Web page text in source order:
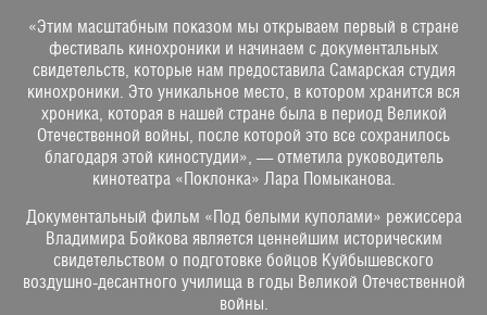
«Этим масштабным показом мы открываем первый в стране
фестиваль кинохроники и начинаем с документальных
свидетельств, которые нам предоставила Самарская студия
кинохроники. Это уникальное место, в котором хранится вся
хроника, которая в нашей стране была в период Великой
Отечественной войны, после которой это все сохранилось
благодаря этой киностудии», — отметила руководитель
кинотеатра «Поклонка» Лара Помыканова.
Документальный фильм «Под белыми куполами» режиссера
Владимира Бойкова является ценнейшим историческим
свидетельством о подготовке бойцов Куйбышевского
воздушно-десантного училища в годы Великой Отечественной
войны.